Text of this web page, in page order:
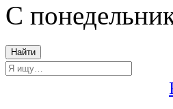
С
Найти